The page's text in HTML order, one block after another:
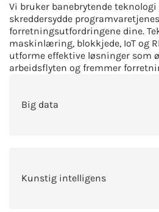
Vi bruker banebrytende
skreddersydde
forretningsutfordringene dine.
maskinlæring, blokkjede, IoT og
utforme effektive løsninger som
arbeidsflyten og fremmer
Big data
Kunstig intelligens